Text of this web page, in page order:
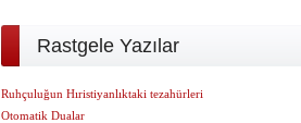
Rastgele Yazılar
Ruhçuluğun Hıristiyanlıktaki tezahürleri
Otomatik Dualar